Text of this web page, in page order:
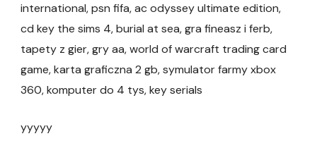
international, psn fifa, ac odyssey ultimate edition,
cd key the sims 4, burial at sea, gra fineasz i ferb,
tapety z gier, gry aa, world of warcraft trading card
game, karta graficzna 2 gb, symulator farmy xbox
360, komputer do 4 tys, key serials
yyyyy